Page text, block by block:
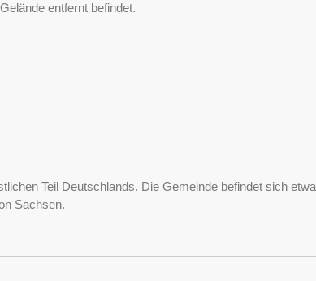
entfernt befindet.
Teil Deutschlands. Die Gemeinde befindet sich etwa
Sachsen.